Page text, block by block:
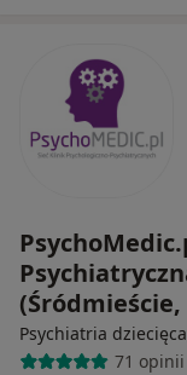
Psychiatria
71 opinii